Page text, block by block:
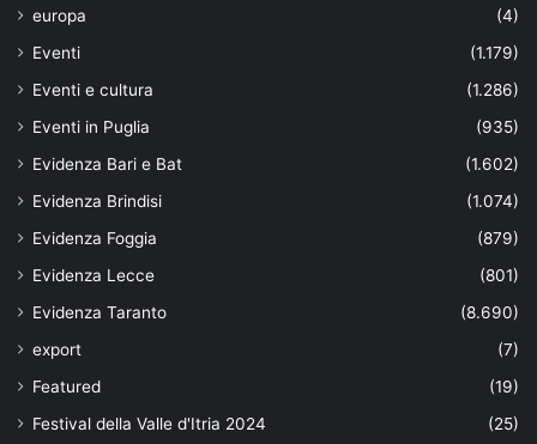
europa
(4)
Eventi
(1.179)
Eventi e cultura
(1.286)
Eventi in Puglia
(935)
Evidenza Bari e Bat
(1.602)
Evidenza Brindisi
(1.074)
Evidenza Foggia
(879)
Evidenza Lecce
(801)
Evidenza Taranto
(8.690)
export
(7)
Featured
(19)
Festival della Valle d'Itria 2024
(25)